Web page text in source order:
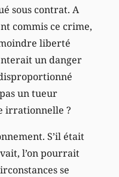
sous contrat. A
commis ce crime,
liberté
un danger
un tueur
irrationnelle ?
S’il était
l’on pourrait
se